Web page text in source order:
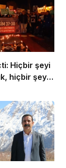
Hiçbir şeyi
hiçbir şeyi